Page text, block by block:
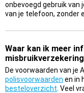
onbevoegd gebruik van
van je telefoon, zonder
Waar kan ik meer
De voorwaarden van je
polisvoorwaarden en in
besteloverzicht . Veel